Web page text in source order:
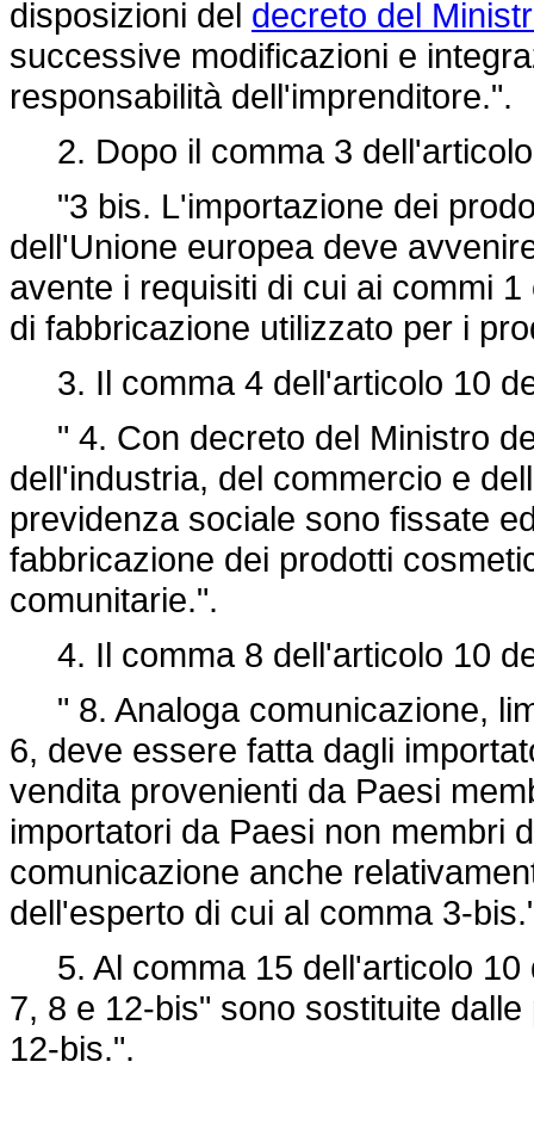
disposizioni del decreto del
successive modificazioni e
responsabilità dell'imprenditore.".
2. Dopo il comma 3
"3 bis. L'importazione dei
dell'Unione europea deve
avente i requisiti di cui ai commi
di fabbricazione utilizzato per i
3. Il comma 4 dell'articolo 10
" 4. Con decreto del Ministro
dell'industria, del commercio e
previdenza sociale sono fissate
fabbricazione dei prodotti
comunitarie.".
4. Il comma 8 dell'articolo 10
" 8. Analoga comunicazione,
6, deve essere fatta dagli
vendita provenienti da Paesi
importatori da Paesi non membri
comunicazione anche
dell'esperto di cui al comma 3-
5. Al comma 15 dell'articolo 10
7, 8 e 12-bis" sono sostituite
12-bis.".